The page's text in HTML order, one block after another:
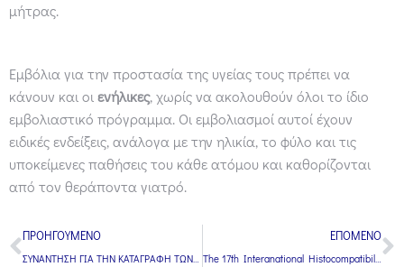
μήτρας.
Εμβόλια για την προστασία της υγείας τους πρέπει να
κάνουν και οι ενήλικες, χωρίς να ακολουθούν όλοι το ίδιο
εμβολιαστικό πρόγραμμα. Οι εμβολιασμοί αυτοί έχουν
ειδικές ενδείξεις, ανάλογα με την ηλικία, το φύλο και τις
υποκείμενες παθήσεις του κάθε ατόμου και καθορίζονται
από τον θεράποντα γιατρό.
ΠΡΟΗΓΟΥΜΕΝΟ
ΣΥΝΑΝΤΗΣΗ ΓΙΑ ΤΗΝ ΚΑΤΑΓΡΑΦΗ ΤΩΝ ΠΡΩΤΟΠΑΘΩΝ ΑΝΟΣΟΑΝΕΠΑΡΚΕΙΩΝ
ΕΠΟΜΕΝΟ
The 17th Interanational Histocompatibility and Immunogenetics Workshop